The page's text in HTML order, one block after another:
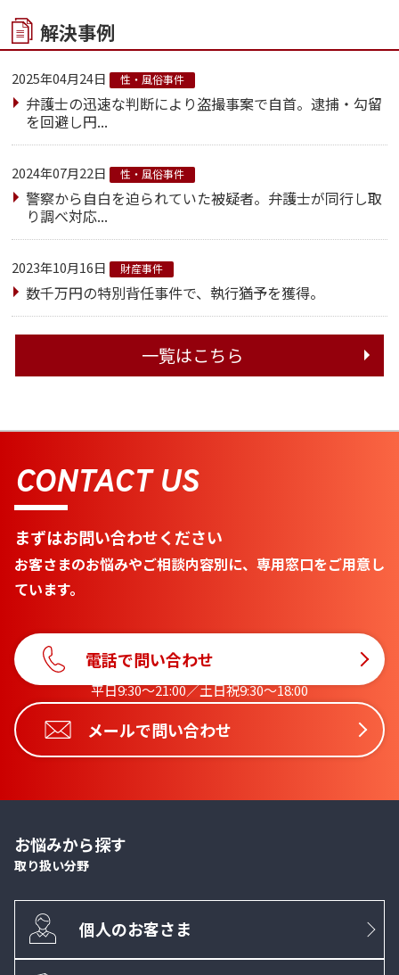
解決事例
2025年04月24日 性・風俗事件
弁護士の迅速な判断により盗撮事案で自首。逮捕・勾留
を回避し円...
2024年07月22日 性・風俗事件
警察から自白を迫られていた被疑者。弁護士が同行し取
り調べ対応...
2023年10月16日 財産事件
数千万円の特別背任事件で、執行猶予を獲得。
一覧はこちら
CONTACT US
まずはお問い合わせください
お客さまのお悩みやご相談内容別に、専用窓口をご用意し
ています。
電話で問い合わせ
平日9:30〜21:00／土日祝9:30〜18:00
メールで問い合わせ
お悩みから探す
取り扱い分野
個人のお客さま